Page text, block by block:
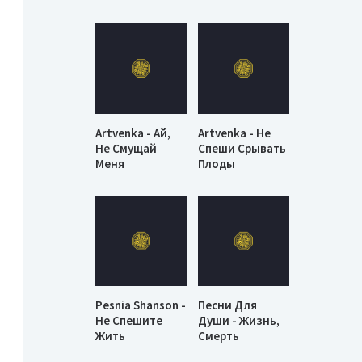
Artvenka - Ай,
Не Смущай
Меня
Artvenka - Не
Спеши Срывать
Плоды
Pesnia Shanson -
Не Спешите
Жить
Песни Для
Души - Жизнь,
Смерть